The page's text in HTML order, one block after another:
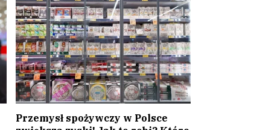
Przemysł spożywczy w Polsce